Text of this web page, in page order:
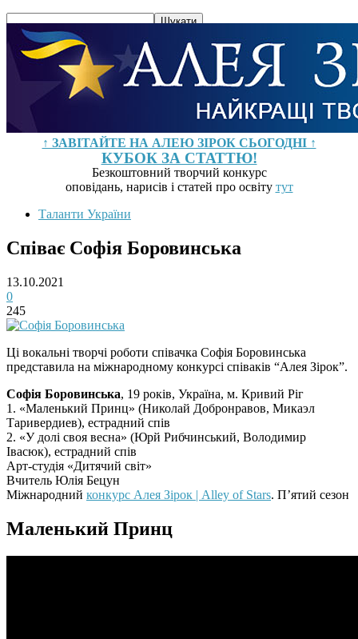
↑ ЗАВІТАЙТЕ НА АЛЕЮ ЗІРОК СЬОГОДНІ ↑
КУБОК ЗА СТАТТЮ!
Безкоштовний творчий конкурс
оповідань, нарисів і статей про освіту тут
Таланти України
Співає Софія Боровинська
13.10.2021
0
245
Ці вокальні творчі роботи співачка Софія Боровинська
представила на міжнародному конкурсі співаків “Алея Зірок”.
Софія Боровинська, 19 років, Україна, м. Кривий Ріг
1. «Маленький Принц» (Николай Добронравов, Микаэл
Таривердиев), естрадний спів
2. «У долі своя весна» (Юрй Рибчинський, Володимир
Івасюк), естрадний спів
Арт-студія «Дитячий світ»
Вчитель Юлія Бецун
Міжнародний конкурс Алея Зірок | Alley of Stars. П’ятий сезон
Маленький Принц